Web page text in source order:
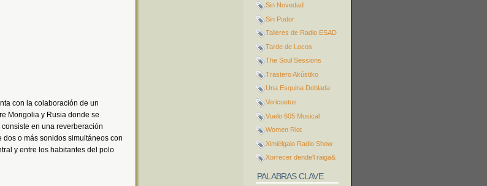
con la colaboración de un
Mongolia y Rusia donde se
en una reverberación
o más sonidos simultáneos con
y entre los habitantes del polo
Sin Novedad
Sin Pudor
Talleres de Radio ESAD
Tarde de Locos
The Soul Sessions
Trastero Akústiko
Una Esquina Doblada
Vericuetos
Vuelo 605 Musical
Women Riot
Ximiélgalo Radio Show
Xorrecer dende'l raiga&
PALABRAS CLAVE